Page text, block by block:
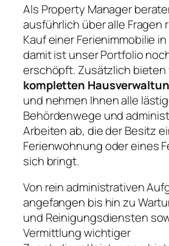
Als Property Manager
ausführlich über alle Fragen
Kauf einer Ferienimmobilie
damit ist unser Portfolio
erschöpft. Zusätzlich bieten
kompletten
und nehmen Ihnen alle
Behördenwege und
Arbeiten ab, die der Besitz
Ferienwohnung oder eines
sich bringt.
Von rein administrativen
angefangen bis hin zu
und Reinigungsdiensten
Vermittlung wichtiger